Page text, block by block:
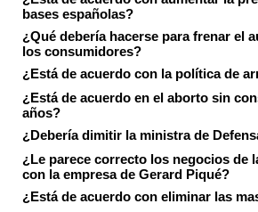
bases españolas?
¿Qué debería hacerse para frenar el
los consumidores?
¿Está de acuerdo con la política de
¿Está de acuerdo en el aborto sin
años?
¿Debería dimitir la ministra de
¿Le parece correcto los negocios de
con la empresa de Gerard Piqué?
¿Está de acuerdo con eliminar las